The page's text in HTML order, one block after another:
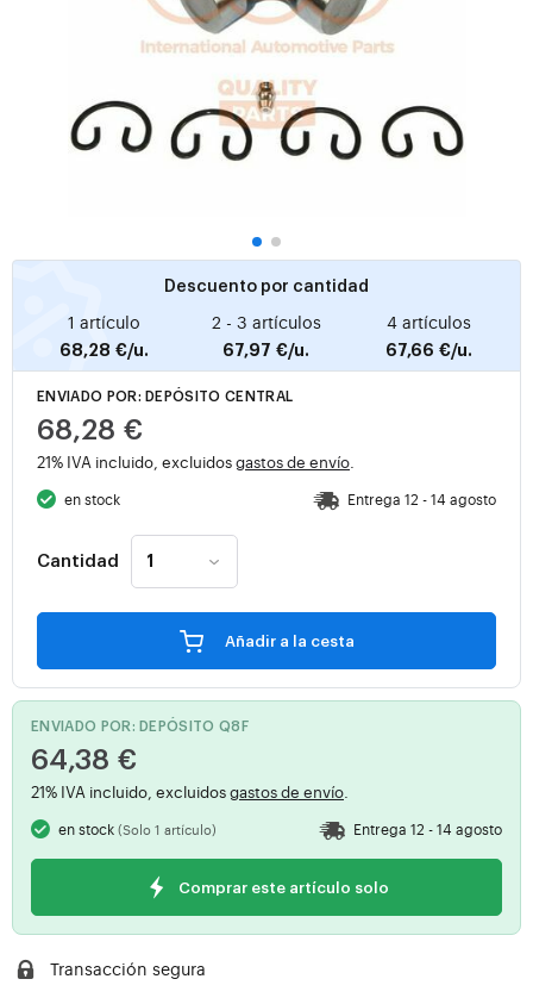
Descuento por cantidad
1 artículo
68,28 €/u.
2 - 3 artículos
67,97 €/u.
4 artículos
67,66 €/u.
ENVIADO POR: DEPÓSITO CENTRAL
68,28 €
21% IVA incluido, excluidosgastos de envío
en stock Entrega 12 - 14 agosto
Cantidad
Añadir a la cesta
ENVIADO POR: DEPÓSITO Q8F
64,38 €
21% IVA incluido, excluidosgastos de envío
en stock(Solo 1 artículo) Entrega 12 - 14 agosto
Comprar este artículo solo
Transacción segura